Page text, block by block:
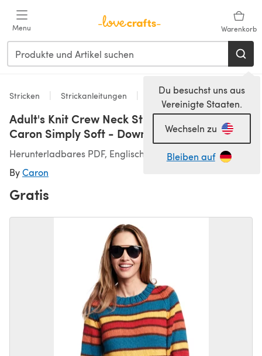
Menu Warenkorb
Du besuchst uns aus
Vereinigte Staaten.
Wechseln zu
Bleiben auf
Stricken Strickanleitungen Pullover
Adult's Knit Crew Neck Striped Pullover in
Caron Simply Soft - Downloadable PDF
Herunterladbares PDF, Englisch
ByCaron
Gratis